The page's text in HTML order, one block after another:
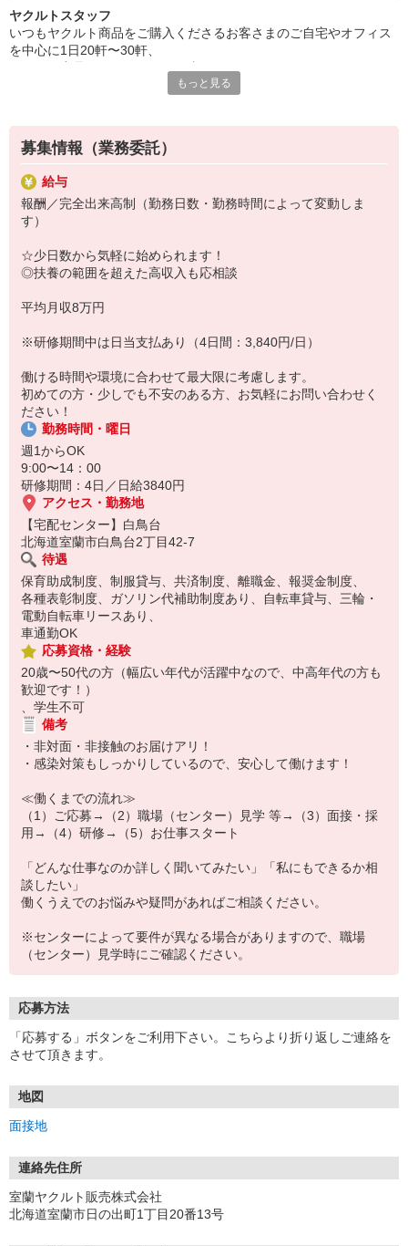
◆急なお休みにもスタッフ同士で快くフォロー
など、働くママの多いヤクルトならではの
仕事×育児のお悩みをスッキリ解決に導きます☆
ヤクルトスタッフ
いつもヤクルト商品をご購入くださるお客さまのご自宅やオフィス
を中心に1日20軒〜30軒、
商品を通じてお客さまとふれあう楽しさ、健康的な生活にお役立ち
す！
〜ヤクルトスタッフの1日〜
2児の母として仕事と家庭の両立をしているHさん。
実際のワークスタイルを、一例としてご紹介いたします！
※時間は地域によって異なります。
8:30 朝礼が終わったら出発
13:00 お届け終了、翌日準備、集計作業
・保育料補助制度があります！
もっと見る
募集情報（業務委託）
給与
報酬／完全出来高制（勤務日数・勤務時間によって変動しま
す）
☆少日数から気軽に始められます！
◎扶養の範囲を超えた高収入も応相談
平均月収8万円
※研修期間中は日当支払あり（4日間：3,840円/日）
働ける時間や環境に合わせて最大限に考慮します。
初めての方・少しでも不安のある方、お気軽にお問い合わせく
ださい！
勤務時間・曜日
週1からOK
9:00〜14：00
研修期間：4日／日給3840円
アクセス・勤務地
【宅配センター】白鳥台
北海道室蘭市白鳥台2丁目42-7
待遇
保育助成制度、制服貸与、共済制度、離職金、報奨金制度、
各種表彰制度、ガソリン代補助制度あり、自転車貸与、三輪・
電動自転車リースあり、
車通勤OK
応募資格・経験
20歳〜50代の方（幅広い年代が活躍中なので、中高年代の方も
歓迎です！）
、学生不可
備考
・非対面・非接触のお届けアリ！
・感染対策もしっかりしているので、安心して働けます！
≪働くまでの流れ≫
（1）ご応募→（2）職場（センター）見学 等→（3）面接・採
用→（4）研修→（5）お仕事スタート
「どんな仕事なのか詳しく聞いてみたい」「私にもできるか相
談したい」
働くうえでのお悩みや疑問があればご相談ください。
※センターによって要件が異なる場合がありますので、職場
（センター）見学時にご確認ください。
応募方法
「応募する」ボタンをご利用下さい。こちらより折り返しご連絡を
させて頂きます。
地図
面接地
連絡先住所
室蘭ヤクルト販売株式会社
北海道室蘭市日の出町1丁目20番13号